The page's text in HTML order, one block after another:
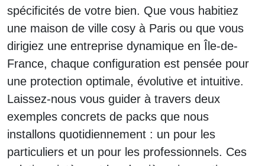
spécificités de votre bien. Que vous habitiez
une maison de ville cosy à Paris ou que vous
dirigiez une entreprise dynamique en Île-de-
France, chaque configuration est pensée pour
une protection optimale, évolutive et intuitive.
Laissez-nous vous guider à travers deux
exemples concrets de packs que nous
installons quotidiennement : un pour les
particuliers et un pour les professionnels. Ces